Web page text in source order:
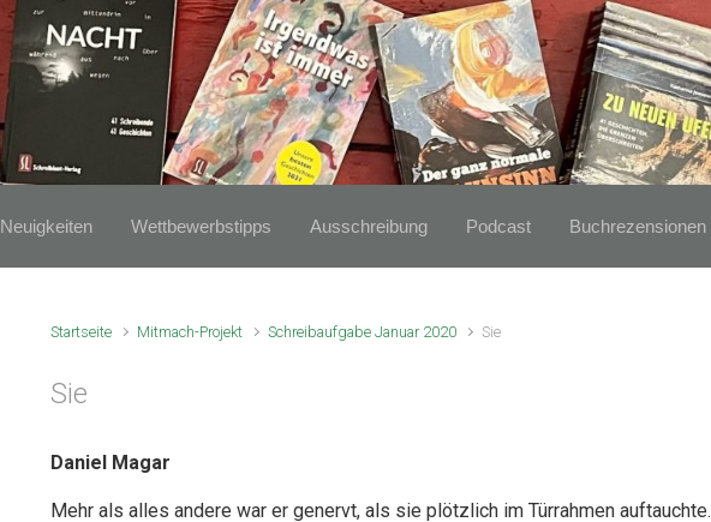
Neuigkeiten Wettbewerbstipps Ausschreibung Podcast Buchrezensionen
Startseite Mitmach-Projekt Schreibaufgabe Januar 2020 Sie
Sie
Daniel Magar
Mehr als alles andere war er genervt, als sie plötzlich im Türrahmen auftauchte.